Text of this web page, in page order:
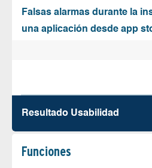
Falsas alarmas durante la
una aplicación desde app
Resultado Usabilidad
Funciones